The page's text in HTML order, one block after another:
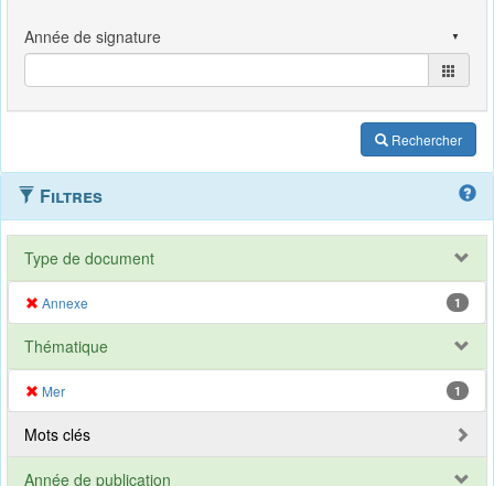
Rechercher
Filtres
Type de document
Annexe 1
Thématique
Mer 1
Mots clés
Année de publication